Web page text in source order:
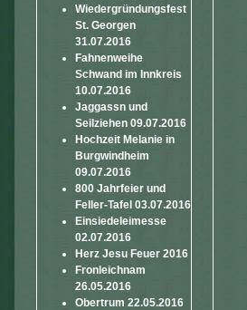
Wiedergründungsfest
St. Georgen
31.07.2016
Fahnenweihe
Schwand im Innkreis
10.07.2016
Jaggassn und
Seilziehen 09.07.2016
Hochzeit Melanie in
Burgwindheim
09.07.2016
800 Jahrfeier und
Feller-Tafel 03.07.2016
Einsiedeleimesse
02.07.2016
Herz Jesu Feuer 2016
Fronleichnam
26.05.2016
Obertrum 22.05.2016